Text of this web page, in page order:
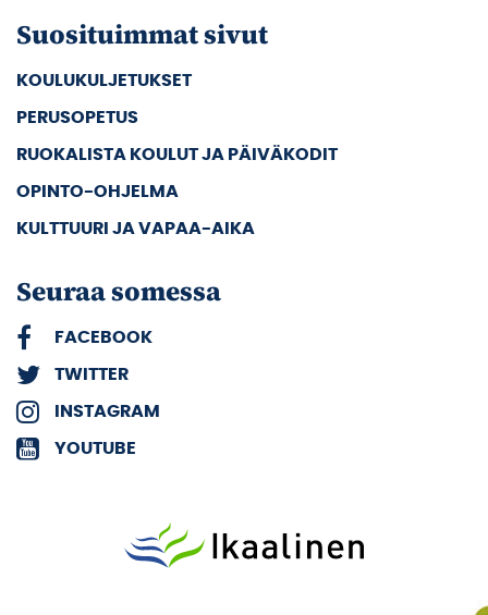
Suosituimmat sivut
KOULUKULJETUKSET
PERUSOPETUS
RUOKALISTA KOULUT JA PÄIVÄKODIT
OPINTO-OHJELMA
KULTTUURI JA VAPAA-AIKA
Seuraa somessa
FACEBOOK
TWITTER
INSTAGRAM
YOUTUBE